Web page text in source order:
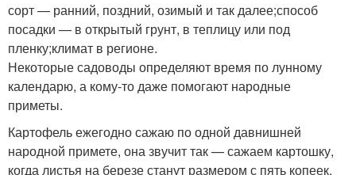
сорт — ранний, поздний, озимый и так далее;способ
посадки — в открытый грунт, в теплицу или под
пленку;климат в регионе.
Некоторые садоводы определяют время по лунному
календарю, а кому-то даже помогают народные
приметы.
Картофель ежегодно сажаю по одной давнишней
народной примете, она звучит так — сажаем картошку,
когда листья на березе станут размером с пять копеек,